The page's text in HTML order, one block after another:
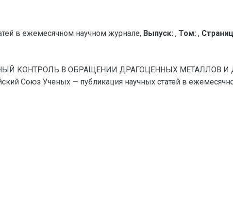
в ежемесячном научном журнале, Выпуск: , Том: ,
КОНТРОЛЬ В ОБРАЩЕНИИ ДРАГОЦЕННЫХ МЕТАЛЛОВ
Ученых — публикация научных статей в